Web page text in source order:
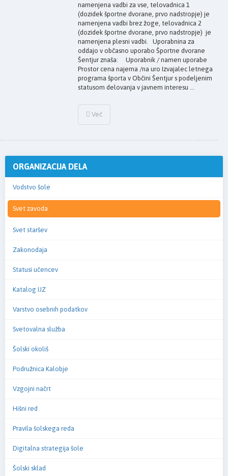
namenjena vadbi za vse, telovadnica 1
(dozidek športne dvorane, prvo nadstropje) je
namenjena vadbi brez žoge, telovadnica 2
(dozidek športne dvorane, prvo nadstropje) je
namenjena plesni vadbi. Uporabnina za
oddajo v občasno uporabo Športne dvorane
Šentjur znaša: Uporabnik / namen uporabe
Prostor cena najema /na uro Izvajalec letnega
programa športa v Občini Šentjur s podeljenim
statusom delovanja v javnem interesu ...
Več
ORGANIZACIJA DELA
Vodstvo šole
Svet zavoda
Svet staršev
Zakonodaja
Statusi učencev
Katalog IJZ
Varstvo osebnih podatkov
Svetovalna služba
Šolski okoliš
Podružnica Kalobje
Vzgojni načrt
Hišni red
Pravila šolskega reda
Digitalna strategija šole
Šolski sklad